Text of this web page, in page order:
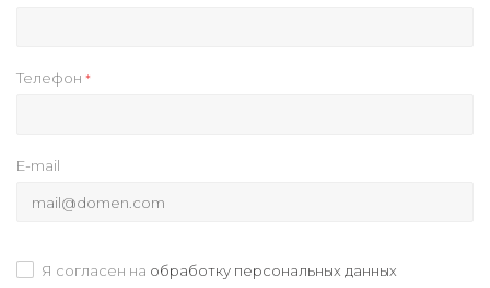
Телефон *
E-mail
Я согласен на обработку персональных данных